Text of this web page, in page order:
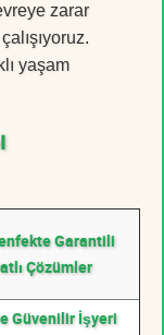
zarar
yaşam
Garantili
Çözümler
Güvenilir İşyeri